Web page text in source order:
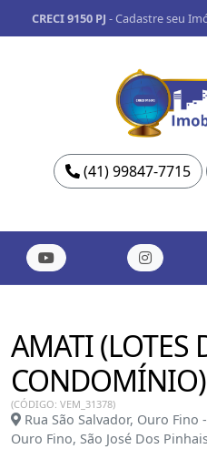
CRECI 9150 PJ -Cadastre seu
(41) 99847-7715
AMATI (LOTES
CONDOMÍNIO)
(CÓDIGO: VEM_31378)
Rua São Salvador, Ouro Fino
Ouro Fino, São José Dos